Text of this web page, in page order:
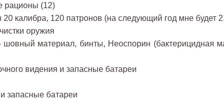
рационы (12)
калибра, 120 патронов (на следующий год мне будет
оружия
материал, бинты, Неоспорин (бактерицидная
видения и запасные батареи
запасные батареи